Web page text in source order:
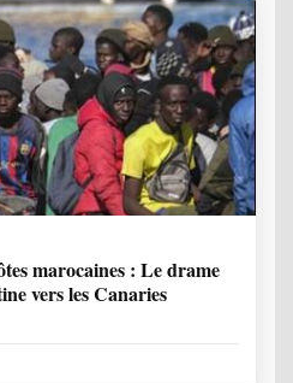
marocaines : Le drame
vers les Canaries